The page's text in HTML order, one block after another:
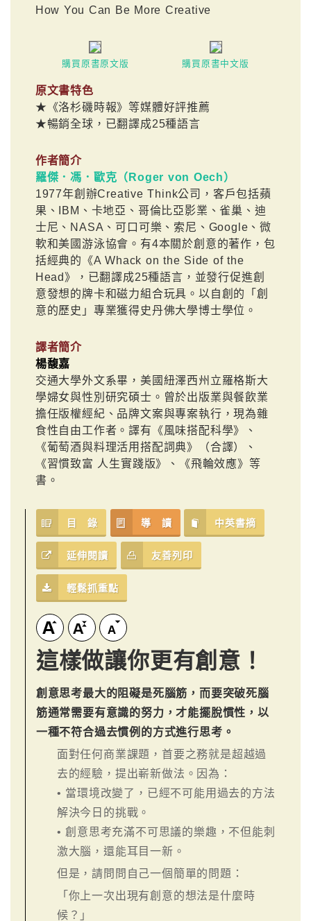
How You Can Be More Creative
購買原書原文版 購買原書中文版
原文書特色
★《洛杉磯時報》等媒體好評推薦
★暢銷全球，已翻譯成25種語言
作者簡介
羅傑．馮．歐克（Roger von Oech）
1977年創辦Creative Think公司，客戶包括蘋
果、IBM、卡地亞、哥倫比亞影業、雀巢、迪
士尼、NASA、可口可樂、索尼、Google、微
軟和美國游泳協會。有4本關於創意的著作，包
括經典的《A Whack on the Side of the
Head》，已翻譯成25種語言，並發行促進創
意發想的牌卡和磁力組合玩具。以自創的「創
意的歷史」專業獲得史丹佛大學博士學位。
譯者簡介
楊馥嘉
交通大學外文系畢，美國紐澤西州立羅格斯大
學婦女與性別研究碩士。曾於出版業與餐飲業
擔任版權經紀、品牌文案與專案執行，現為雜
食性自由工作者。譯有《風味搭配科學》、
《葡萄酒與料理活用搭配詞典》（合譯）、
《習慣致富 人生實踐版》、《飛輪效應》等
書。
目 錄 導 讀 中英書摘
延伸閱讀 友善列印
輕鬆抓重點
這樣做讓你更有創意！
創意思考最大的阻礙是死腦筋，而要突破死腦
筋通常需要有意識的努力，才能擺脫慣性，以
一種不符合過去慣例的方式進行思考。
面對任何商業課題，首要之務就是超越過
去的經驗，提出嶄新做法。因為：
• 當環境改變了，已經不可能用過去的方法
解決今日的挑戰。
• 創意思考充滿不可思議的樂趣，不但能刺
激大腦，還能耳目一新。
但是，請問問自己一個簡單的問題：
「你上一次出現有創意的想法是什麼時
候？」